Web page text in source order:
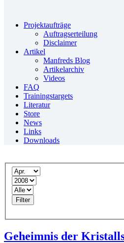
Projektaufträge
Auftragserteilung
Disclaimer
Artikel
Manfreds Blog
Artikelarchiv
Videos
FAQ
Trainingstargets
Literatur
Store
News
Links
Downloads
Filter
Geheimnis der